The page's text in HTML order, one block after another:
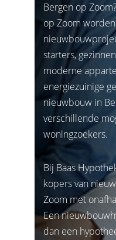
Bergen op
op Zoom
starters,
moderne
energiezuinige
nieuwbouw in
verschillende
woningzoekers.
Bij Baas
kopers van
Zoom met
Een
dan een